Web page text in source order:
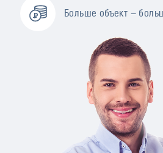
Больше объект —